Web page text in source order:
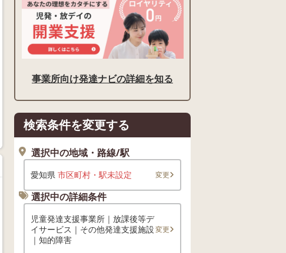
事業所向け発達ナビの詳細を知る
検索条件を変更する
選択中の地域・路線/駅
愛知県 市区町村・駅未設定 変更
選択中の詳細条件
児童発達支援事業所｜放課後等デ
イサービス｜その他発達支援施設
｜知的障害
変更